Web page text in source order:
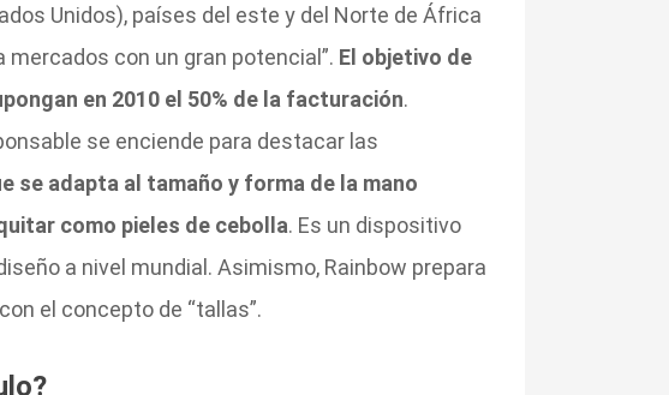
Unidos), países del este y del Norte de África
con un gran potencial”. El objetivo de
en 2010 el 50% de la facturación.
se enciende para destacar las
se adapta al tamaño y forma de la mano
como pieles de cebolla. Es un dispositivo
a nivel mundial. Asimismo, Rainbow prepara
el concepto de “tallas”.